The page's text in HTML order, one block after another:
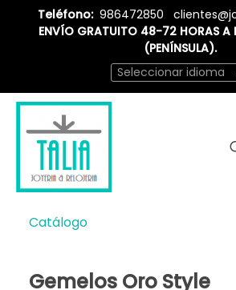
Teléfono: 986472850
ENVÍO GRATUITO 48-72 HORAS A
(PENÍNSULA).
Seleccionar idioma
Catálogo
Gemelos Oro Style